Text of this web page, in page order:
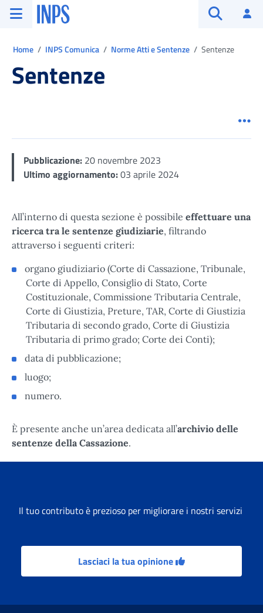
Vai al menu principale
Vai al contenuto principale
Vai al pie' di pagina
INPS ()
Home INPS Comunica Norme Atti e Sentenze Sentenze
Sentenze
Pubblicazione: 20 novembre 2023
Ultimo aggiornamento:03 aprile 2024
All’interno di questa sezione è possibile effettuare una
ricerca tra le sentenze giudiziarie, filtrando
attraverso i seguenti criteri:
organo giudiziario (Corte di Cassazione, Tribunale,
Corte di Appello, Consiglio di Stato, Corte
Costituzionale, Commissione Tributaria Centrale,
Corte di Giustizia, Preture, TAR, Corte di Giustizia
Tributaria di secondo grado, Corte di Giustizia
Tributaria di primo grado; Corte dei Conti);
data di pubblicazione;
luogo;
numero.
È presente anche un’area dedicata all’archivio delle
sentenze della Cassazione.
Il tuo contributo è prezioso per migliorare i nostri servizi
Lasciaci la tua opinione